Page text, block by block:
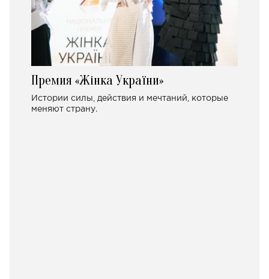
Премия «Жінка України»
Истории силы, действия и мечтаний, которые
меняют страну.